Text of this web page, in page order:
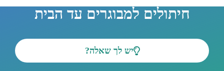
חיתולים למבוגרים עד הבית
יש לך שאלה?